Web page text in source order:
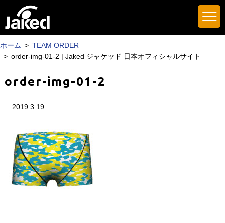
ホーム
TEAM ORDER
order-img-01-2 | Jaked ジャケッド 日本オフィシャルサイト
order-img-01-2
2019.3.19